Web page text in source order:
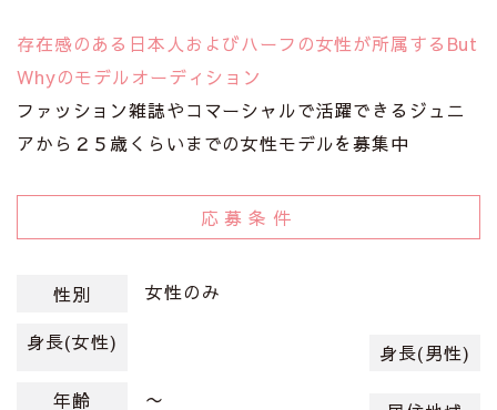
存在感のある日本人およびハーフの女性が所属するBut
Whyのモデルオーディション
ファッション雑誌やコマーシャルで活躍できるジュニ
アから２５歳くらいまでの女性モデルを募集中
応募条件
性別 女性のみ
身長(女性)
身長(男性)
年齢
〜